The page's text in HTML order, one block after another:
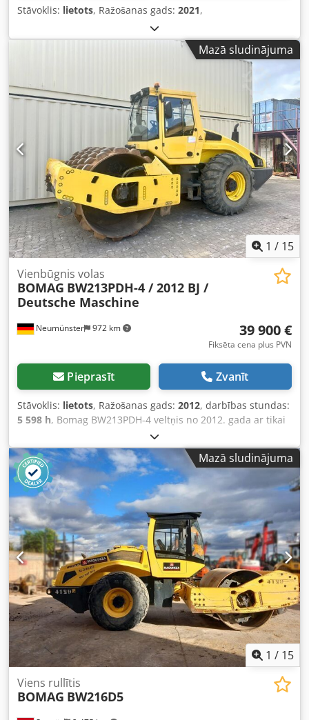
Stāvoklis: lietots, Ražošanas gads: 2021,
Mazā sludinājuma
1 / 15
Neumünster 972 km
Vienbūgnis volas
BOMAG BW213PDH-4 / 2012 BJ /
Deutsche Maschine
39 900 €
Fiksēta cena plus PVN
Pieprasīt Zvanīt
Stāvoklis: lietots, Ražošanas gads: 2012, darbības stundas:
5 598 h, Bomag BW213PDH-4 veltņis no 2012. gada ar tikai
5 598 darba stundām! ---- * Ražotājs: Bomag * Tips:
BW213PDH-4 * Izgatavošanas gads: 2012 * Nolasītās darba
stundas: apmēram 5 598 * Darba svars: 13 100 kg *
Kondicionieris * Vācu tehnika * 119 kW * Deutz
dīzeļdzinējs * Papildu fotogrāfijas un video pieejami pēc
pieprasījuma * Cena: 39 900 EUR, neto + 19% PVN ----
Papildu jautājumiem, lūdzu, zvaniet: For more questions
please call: Dksdpfx Aeyt Uirsiaer Erik Kortum: WhatsApp
Kai Kortum: WhatsApp Visa informācija ir bez garantijas;
iespējamas kļūdas vai starppārdošana.
Mazā sludinājuma
1 / 15
Viens rullītis
BOMAG BW216D5